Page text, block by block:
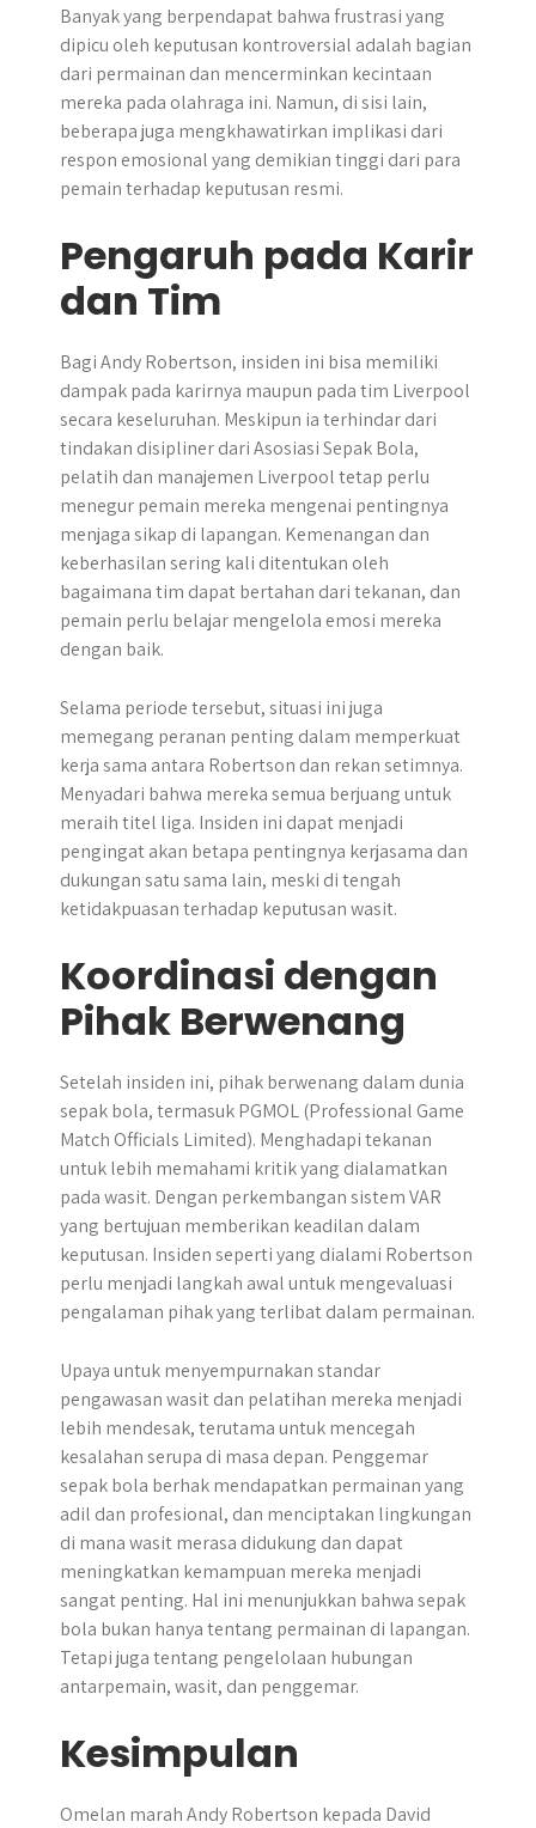
Banyak yang berpendapat bahwa frustrasi yang
dipicu oleh keputusan kontroversial adalah bagian
dari permainan dan mencerminkan kecintaan
mereka pada olahraga ini. Namun, di sisi lain,
beberapa juga mengkhawatirkan implikasi dari
respon emosional yang demikian tinggi dari para
pemain terhadap keputusan resmi.
Pengaruh pada Karir
dan Tim
Bagi Andy Robertson, insiden ini bisa memiliki
dampak pada karirnya maupun pada tim Liverpool
secara keseluruhan. Meskipun ia terhindar dari
tindakan disipliner dari Asosiasi Sepak Bola,
pelatih dan manajemen Liverpool tetap perlu
menegur pemain mereka mengenai pentingnya
menjaga sikap di lapangan. Kemenangan dan
keberhasilan sering kali ditentukan oleh
bagaimana tim dapat bertahan dari tekanan, dan
pemain perlu belajar mengelola emosi mereka
dengan baik.
Selama periode tersebut, situasi ini juga
memegang peranan penting dalam memperkuat
kerja sama antara Robertson dan rekan setimnya.
Menyadari bahwa mereka semua berjuang untuk
meraih titel liga. Insiden ini dapat menjadi
pengingat akan betapa pentingnya kerjasama dan
dukungan satu sama lain, meski di tengah
ketidakpuasan terhadap keputusan wasit.
Koordinasi dengan
Pihak Berwenang
Setelah insiden ini, pihak berwenang dalam dunia
sepak bola, termasuk PGMOL (Professional Game
Match Officials Limited). Menghadapi tekanan
untuk lebih memahami kritik yang dialamatkan
pada wasit. Dengan perkembangan sistem VAR
yang bertujuan memberikan keadilan dalam
keputusan. Insiden seperti yang dialami Robertson
perlu menjadi langkah awal untuk mengevaluasi
pengalaman pihak yang terlibat dalam permainan.
Upaya untuk menyempurnakan standar
pengawasan wasit dan pelatihan mereka menjadi
lebih mendesak, terutama untuk mencegah
kesalahan serupa di masa depan. Penggemar
sepak bola berhak mendapatkan permainan yang
adil dan profesional, dan menciptakan lingkungan
di mana wasit merasa didukung dan dapat
meningkatkan kemampuan mereka menjadi
sangat penting. Hal ini menunjukkan bahwa sepak
bola bukan hanya tentang permainan di lapangan.
Tetapi juga tentang pengelolaan hubungan
antarpemain, wasit, dan penggemar.
Kesimpulan
​Omelan marah Andy Robertson kepada David